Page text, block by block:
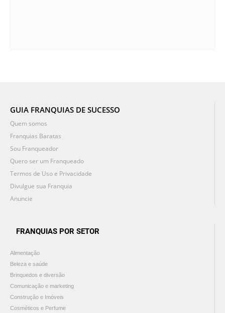
GUIA FRANQUIAS DE SUCESSO
Quem somos
Franquias Baratas
Sou Franqueador
Quero ser um Franqueado
Termos de Uso e Privacidade
Divulgue sua Franquia
Anuncie
FRANQUIAS POR SETOR
Alimentação
Beleza e saúde
Brinquedos e diversão
Comunicação e marketing
Construção e Imóveis
Cosméticos e Perfume